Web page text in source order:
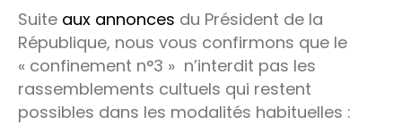
Suite aux annonces du Président de la
République, nous vous confirmons que le
« confinement n°3 » n’interdit pas les
rassemblements cultuels qui restent
possibles dans les modalités habituelles :